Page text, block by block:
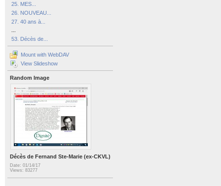
25. MES...
26. NOUVEAU...
27. 40 ans à...
53. Décès de...
Mount with WebDAV
View Slideshow
Random Image
Décès de Fernand Ste-Marie (ex-CKVL)
Date: 01/14/17
Views: 83277